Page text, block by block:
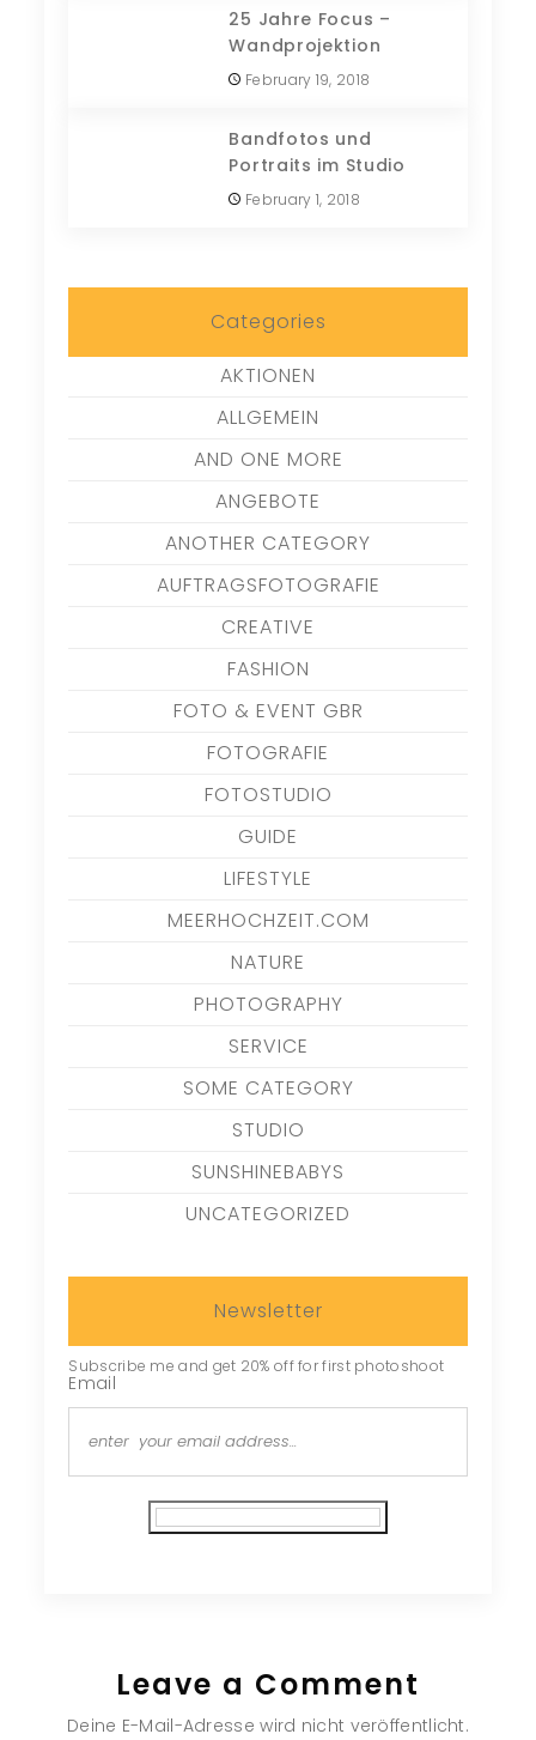
25 Jahre Focus –
Wandprojektion
February 19, 2018
Bandfotos und
Portraits im Studio
February 1, 2018
Categories
AKTIONEN
ALLGEMEIN
AND ONE MORE
ANGEBOTE
ANOTHER CATEGORY
AUFTRAGSFOTOGRAFIE
CREATIVE
FASHION
FOTO & EVENT GBR
FOTOGRAFIE
FOTOSTUDIO
GUIDE
LIFESTYLE
MEERHOCHZEIT.COM
NATURE
PHOTOGRAPHY
SERVICE
SOME CATEGORY
STUDIO
SUNSHINEBABYS
UNCATEGORIZED
Newsletter
Subscribe me and get 20% off for first photoshoot
Email
Leave a Comment
Deine E-Mail-Adresse wird nicht veröffentlicht.